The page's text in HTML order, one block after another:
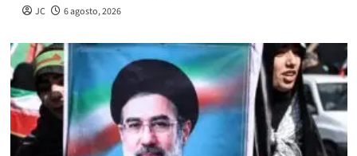
JC 6 agosto, 2026